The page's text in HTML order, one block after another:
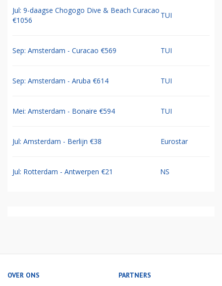
Jul: 9-daagse Chogogo Dive & Beach Curacao
€1056
TUI
Sep: Amsterdam - Curacao €569 TUI
Sep: Amsterdam - Aruba €614 TUI
Mei: Amsterdam - Bonaire €594 TUI
Jul: Amsterdam - Berlijn €38 Eurostar
Jul: Rotterdam - Antwerpen €21 NS
OVER ONS PARTNERS